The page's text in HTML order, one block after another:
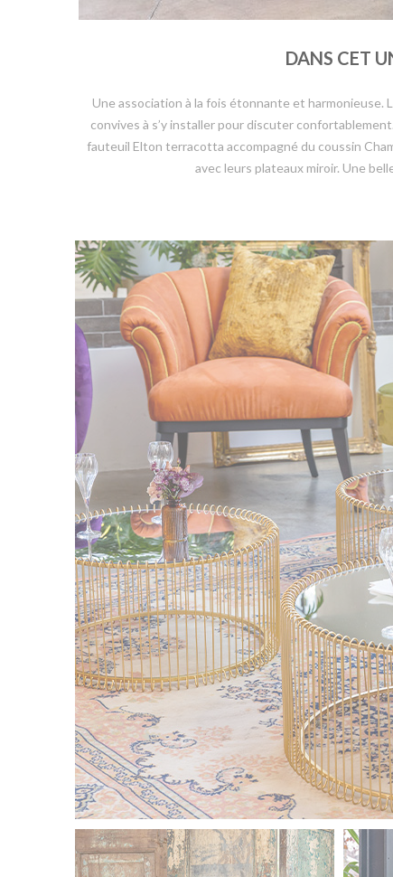
DANS CET
Une association à la fois étonnante et
convives à s’y installer pour discuter
fauteuil Elton terracotta accompagné du coussin
avec leurs plateaux miroir. Une